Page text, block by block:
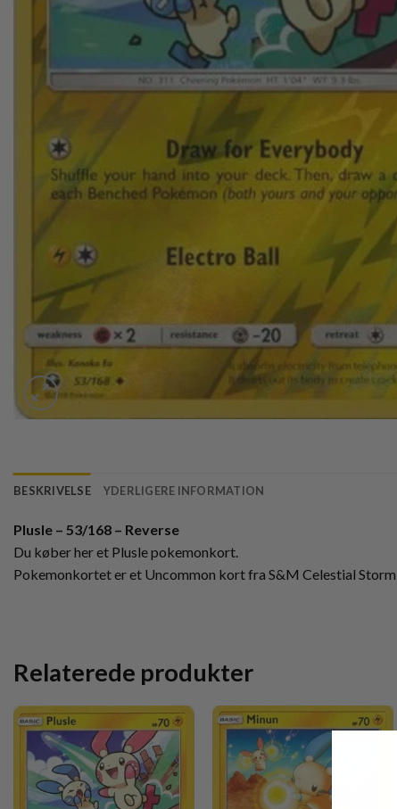
BESKRIVELSE YDERLIGERE INFORMATION
Plusle – 53/168 – Reverse
Du køber her et Plusle pokemonkort.
Pokemonkortet er et Uncommon kort fra S&M Celestial Storm
Relaterede produkter